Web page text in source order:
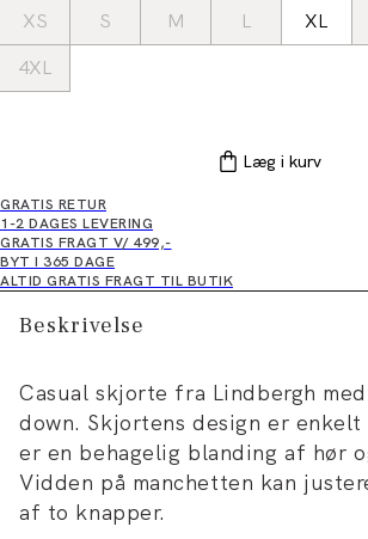
XS S M L XL
4XL
Læg i kurv
GRATIS RETUR
1-2 DAGES LEVERING
GRATIS FRAGT V/ 499,-
BYT I 365 DAGE
ALTID GRATIS FRAGT TIL BUTIK
Beskrivelse
Casual skjorte fra Lindbergh
down. Skjortens design er
er en behagelig blanding af hør
Vidden på manchetten kan
af to knapper.